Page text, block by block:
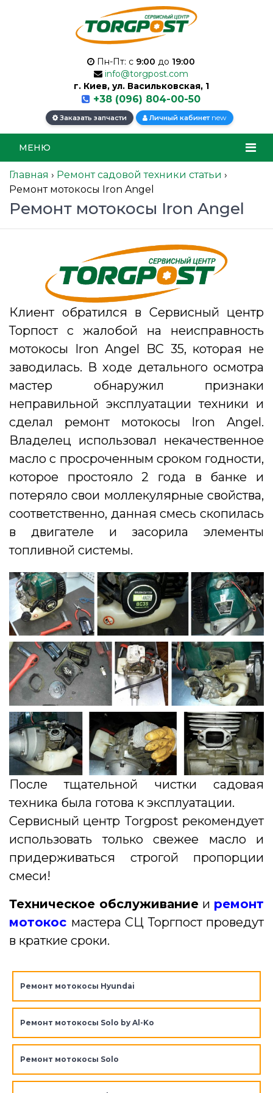
Пн-Пт: с 9:00 до 19:00
info@torgpost.com
г. Киев, ул. Васильковская, 1
+38 (096) 804-00-50
Заказать запчасти Личный кабинет new
МЕНЮ
Главная › Ремонт садовой техники статьи ›
Ремонт мотокосы Iron Angel
Ремонт мотокосы Iron Angel
Клиент обратился в Сервисный центр
Торпост с жалобой на неисправность
мотокосы Iron Angel BC 35, которая не
заводилась. В ходе детального осмотра
мастер обнаружил признаки
неправильной эксплуатации техники и
сделал ремонт мотокосы Iron Angel.
Владелец использовал некачественное
масло с просроченным сроком годности,
которое простояло 2 года в банке и
потеряло свои моллекулярные свойства,
соответственно, данная смесь скопилась
в двигателе и засорила элементы
топливной системы.
После тщательной чистки садовая
техника была готова к эксплуатации.
Сервисный центр Torgpost рекомендует
использовать только свежее масло и
придерживаться строгой пропорции
смеси!
Техническое обслуживание и ремонт
мотокос мастера СЦ Торгпост проведут
в краткие сроки.
Ремонт мотокосы Hyundai
Ремонт мотокосы Solo by Al-Ko
Ремонт мотокосы Solo